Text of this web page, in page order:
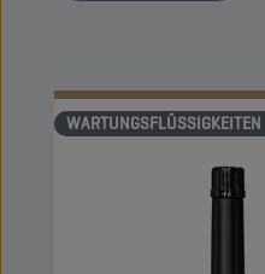
WARTUNGSFLÜSSIGKEITEN